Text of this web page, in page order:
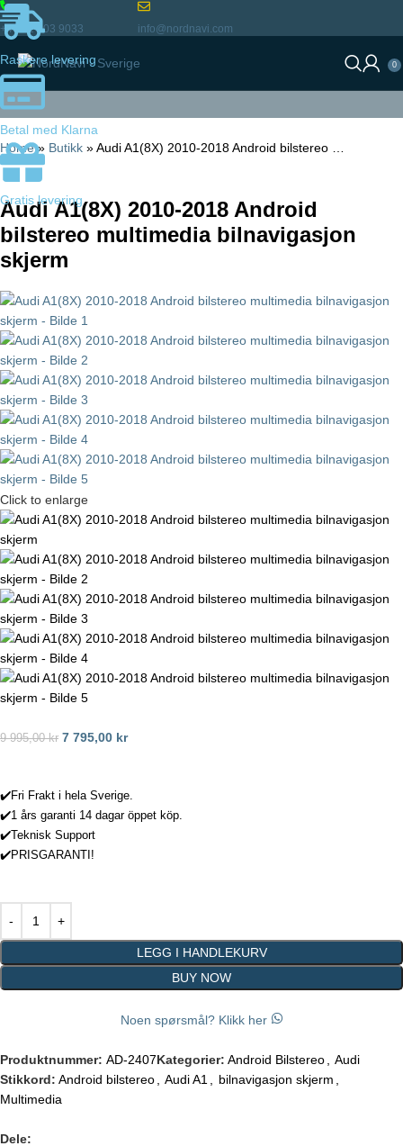
+46 72 903 9033 info@nordnavi.com
0
Raskere levering
Betal med Klarna
Gratis levering
Home» Butikk »Audi A1(8X) 2010-2018 Android bilstereo …
Audi A1(8X) 2010-2018 Android
bilstereo multimedia bilnavigasjon
skjerm
Click to enlarge
9 995,00kr 7 795,00 kr
✔️Fri Frakt i hela Sverige.
✔️1 års garanti 14 dagar öppet köp.
✔️Teknisk Support
✔️PRISGARANTI!
LEGG I HANDLEKURV
BUY NOW
Noen spørsmål? Klikk her
Produktnummer: AD-2407Kategorier: Android Bilstereo, Audi
Stikkord: Android bilstereo, Audi A1, bilnavigasjon skjerm ,
Multimedia
Dele: